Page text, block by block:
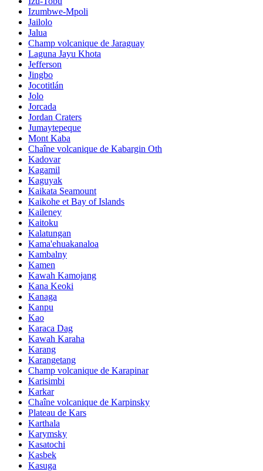
Izumbwe-Mpoli
Jailolo
Jalua
Champ volcanique de Jaraguay
Laguna Jayu Khota
Jefferson
Jingbo
Jocotitlán
Jolo
Jorcada
Jordan Craters
Jumaytepeque
Mont Kaba
Chaîne volcanique de Kabargin Oth
Kadovar
Kagamil
Kaguyak
Kaikata Seamount
Kaikohe et Bay of Islands
Kaileney
Kaitoku
Kalatungan
Kama'ehuakanaloa
Kambalny
Kamen
Kawah Kamojang
Kana Keoki
Kanaga
Kanpu
Kao
Karaca Dag
Kawah Karaha
Karang
Karangetang
Champ volcanique de Karapinar
Karisimbi
Karkar
Chaîne volcanique de Karpinsky
Plateau de Kars
Karthala
Karymsky
Kasatochi
Kasbek
Kasuga